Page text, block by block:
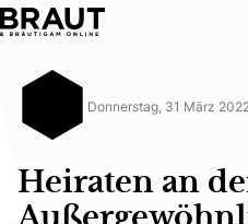
Heiraten an der Küste:
Donnerstag, 31 März
Heiraten an